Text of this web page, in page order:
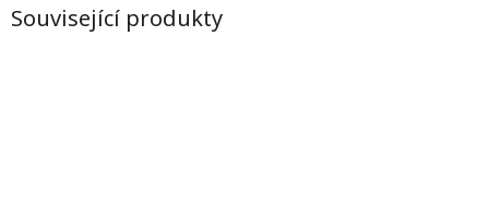
Související produkty